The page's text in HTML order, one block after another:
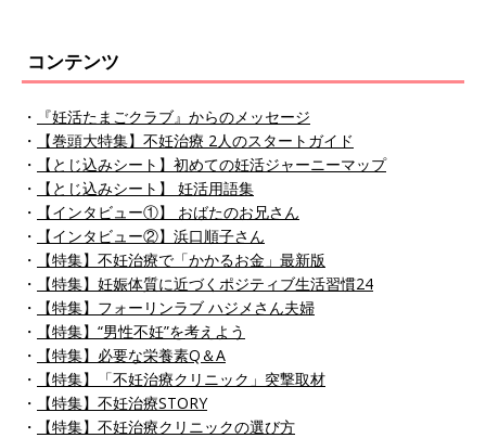
コンテンツ
・
『妊活たまごクラブ』からのメッセージ
・
【巻頭大特集】不妊治療 2人のスタートガイド
・
【とじ込みシート】初めての妊活ジャーニーマップ
・
【とじ込みシート】 妊活用語集
・
【インタビュー①】 おばたのお兄さん
・
【インタビュー②】浜口順子さん
・
【特集】不妊治療で「かかるお金」最新版
・
【特集】妊娠体質に近づくポジティブ生活習慣24
・
【特集】フォーリンラブ ハジメさん夫婦
・
【特集】“男性不妊”を考えよう
・
【特集】必要な栄養素Q＆A
・
【特集】「不妊治療クリニック」突撃取材
・
【特集】不妊治療STORY
・
【特集】不妊治療クリニックの選び方